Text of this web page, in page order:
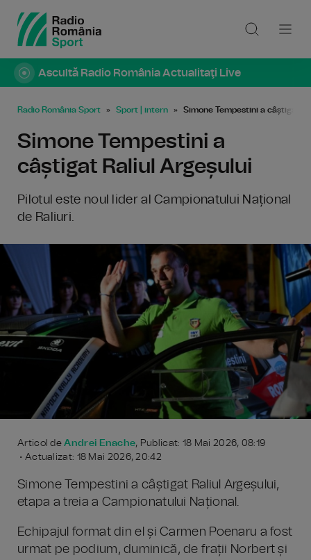
Ascultă Radio România Actualitaţi Live
Radio România Sport Sport | intern Simone Tempestini a câștigat
Simone Tempestini a
câștigat Raliul Argeșului
Pilotul este noul lider al Campionatului Național
de Raliuri.
Articol deAndrei Enache, Publicat: 18 Mai 2026, 08:19
• Actualizat: 18 Mai 2026, 20:42
Simone Tempestini a câștigat Raliul Argeșului,
etapa a treia a Campionatului Național.
Echipajul format din el și Carmen Poenaru a fost
urmat pe podium, duminică, de frații Norbert și